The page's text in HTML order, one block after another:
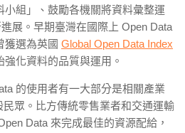
組」、鼓勵各機關將資料彙整運
展。早期臺灣在國際上 Open Data
獲選為英國 Global Open Data Index
化資料的品質與運用。
的使用者有一大部分是相關產業
眾。比方傳統零售業者和交通運輸
Data 來完成最佳的資源配給，